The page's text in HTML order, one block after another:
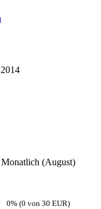
Monatlich (August)
0% (0 von 30 EUR)